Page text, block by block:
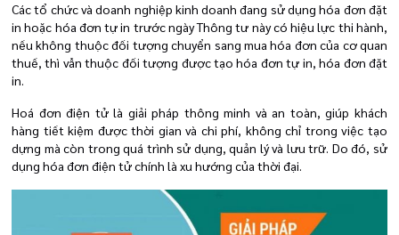
Các tổ chức và doanh nghiệp kinh doanh đang sử dụng hóa đơn đặt
in hoặc hóa đơn tự in trước ngày Thông tư này có hiệu lực thi hành,
nếu không thuộc đối tượng chuyển sang mua hóa đơn của cơ quan
thuế, thì vẫn thuộc đối tượng được tạo hóa đơn tự in, hóa đơn đặt
in.
Hoá đơn điện tử là giải pháp thông minh và an toàn, giúp khách
hàng tiết kiệm được thời gian và chi phí, không chỉ trong việc tạo
dựng mà còn trong quá trình sử dụng, quản lý và lưu trữ. Do đó, sử
dụng hóa đơn điện tử chính là xu hướng của thời đại.